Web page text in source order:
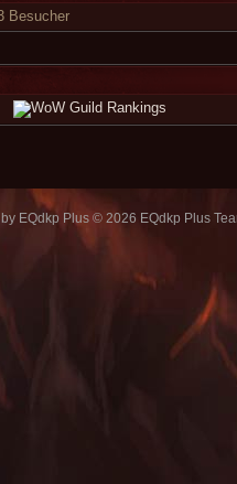
Besucher
EQdkp Plus© 2026 EQdkp Plus